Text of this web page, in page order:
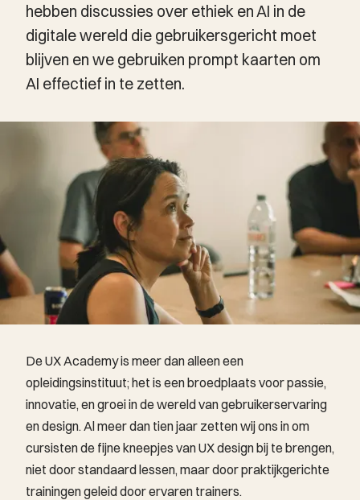
hebben discussies over ethiek en AI in de
digitale wereld die gebruikersgericht moet
blijven en we gebruiken prompt kaarten om
AI effectief in te zetten.
De UX Academy is meer dan alleen een
opleidingsinstituut; het is een broedplaats voor passie,
innovatie, en groei in de wereld van gebruikerservaring
en design. Al meer dan tien jaar zetten wij ons in om
cursisten de fijne kneepjes van UX design bij te brengen,
niet door standaard lessen, maar door praktijkgerichte
trainingen geleid door ervaren trainers.